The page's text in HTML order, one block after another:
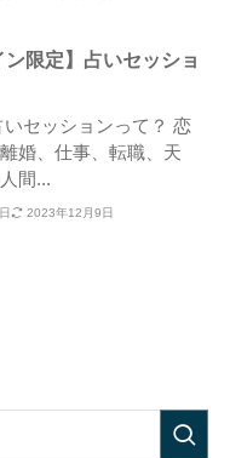
ン限定】占いセッショ
いセッションって？ 恋
婚、仕事、転職、天
間...
2023年12月9日